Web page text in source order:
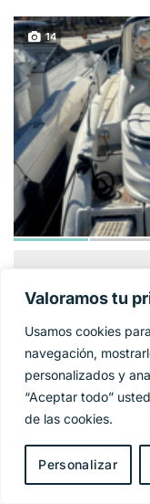
Valoramos tu
Usamos cookies
navegación,
personalizados y
“Aceptar todo”
de las cookies.
Personalizar
14
42
Año 2005
11,95 m
Manga 4 m
Combustible